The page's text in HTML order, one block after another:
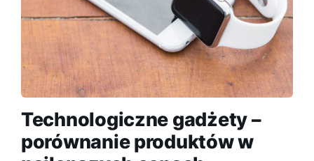
Technologiczne gadżety –
porównanie produktów w